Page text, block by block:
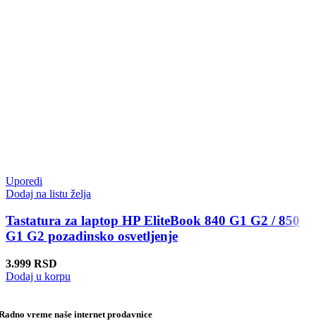
Uporedi
Dodaj na listu želja
Tastatura za laptop HP EliteBook 840 G1 G2 / 850
G1 G2 pozadinsko osvetljenje
3.999 RSD
Dodaj u korpu
vreme naše internet prodavnice